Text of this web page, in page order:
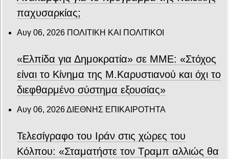
παχυσαρκίας;
Αυγ 06, 2026 ΠΟΛΙΤΙΚΗ ΚΑΙ ΠΟΛΙΤΙΚΟΙ
«Ελπίδα για Δημοκρατία» σε ΜΜΕ: «Στόχος
είναι το Κίνημα της Μ.Καρυστιανού και όχι το
διεφθαρμένο σύστημα εξουσίας»
Αυγ 06, 2026ΔΙΕΘΝΗΣ ΕΠΙΚΑΙΡΟΤΗΤΑ
Τελεσίγραφο του Ιράν στις χώρες του
Κόλπου: «Σταματήστε τον Τραμπ αλλιώς θα